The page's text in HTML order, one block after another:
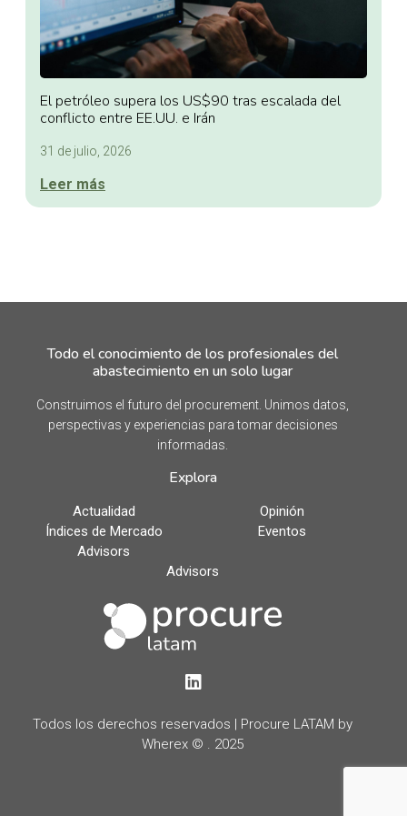
El petróleo supera los US$90 tras escalada del
conflicto entre EE.UU. e Irán
31 de julio, 2026
Leer más
Todo el conocimiento de los profesionales del
abastecimiento en un solo lugar
Construimos el futuro del procurement. Unimos datos,
perspectivas y experiencias para tomar decisiones
informadas.
Explora
Actualidad
Opinión
Índices de Mercado
Eventos
Advisors
Advisors
LinkedIn
Todos los derechos reservados | Procure LATAM by
Wherex © . 2025